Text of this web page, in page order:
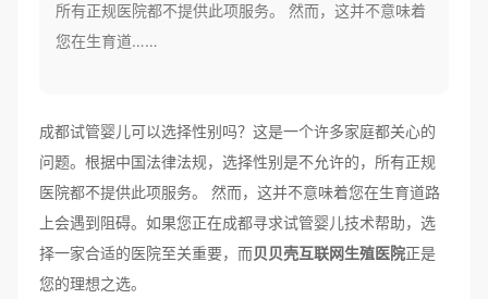
所有正规医院都不提供此项服务。 然而，这并不意味着
您在生育道……
成都试管婴儿可以选择性别吗？这是一个许多家庭都关心的
问题。根据中国法律法规，选择性别是不允许的，所有正规
医院都不提供此项服务。 然而，这并不意味着您在生育道路
上会遇到阻碍。如果您正在成都寻求试管婴儿技术帮助，选
择一家合适的医院至关重要，而贝贝壳互联网生殖医院正是
您的理想之选。